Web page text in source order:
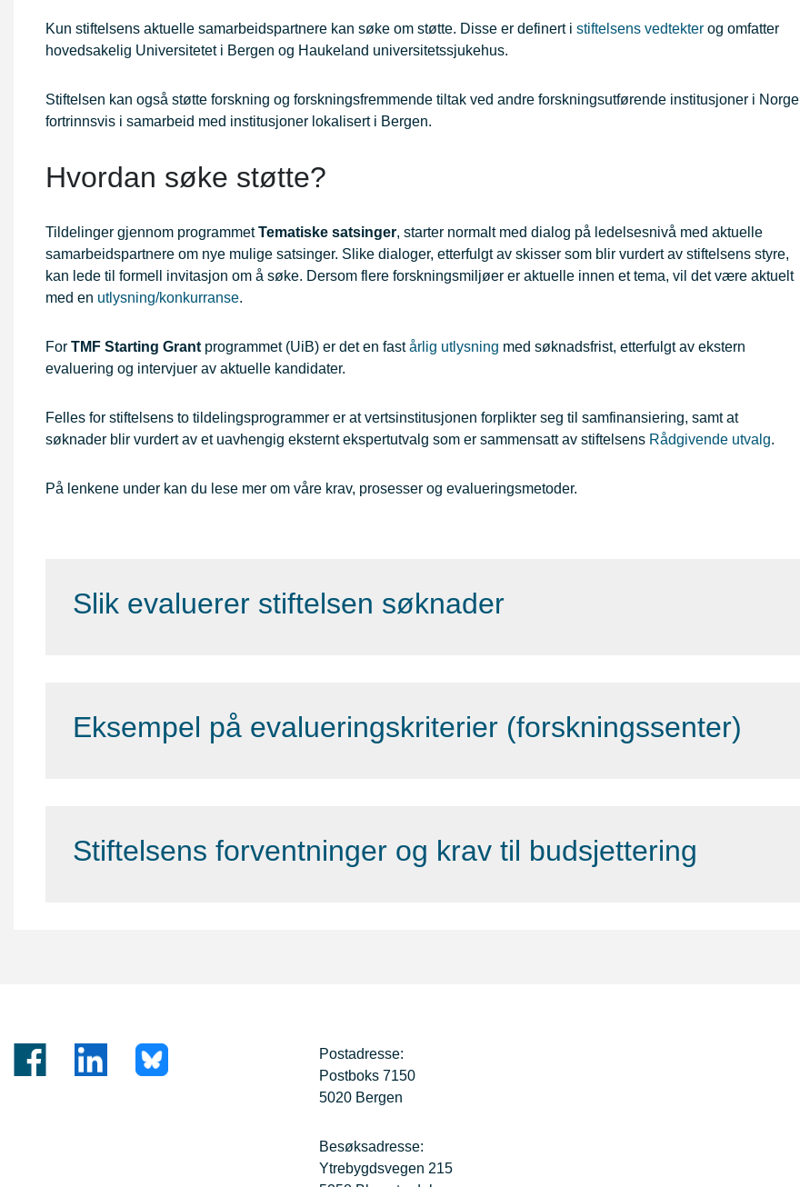
Kun stiftelsens aktuelle samarbeidspartnere kan søke om støtte. Disse er definert i stiftelsens vedtekter og omfatter
hovedsakelig Universitetet i Bergen og Haukeland universitetssjukehus.
Stiftelsen kan også støtte forskning og forskningsfremmende tiltak ved andre forskningsutførende institusjoner i Norge
fortrinnsvis i samarbeid med institusjoner lokalisert i Bergen.
Hvordan søke støtte?
Tildelinger gjennom programmetTematiske satsinger, starter normalt med dialog på ledelsesnivå med aktuelle
samarbeidspartnere om nye mulige satsinger. Slike dialoger, etterfulgt av skisser som blir vurdert av stiftelsens styre,
kan lede til formell invitasjon om å søke. Dersom flere forskningsmiljøer er aktuelle innen et tema, vil det være aktuelt
med en utlysning/konkurranse.
For TMF Starting Grant programmet (UiB) er det en fastårlig utlysning med søknadsfrist, etterfulgt av ekstern
evaluering og intervjuer av aktuelle kandidater.
Felles for stiftelsens to tildelingsprogrammer er at vertsinstitusjonen forplikter seg til samfinansiering, samt at
søknader blir vurdert av et uavhengig eksternt ekspertutvalg som er sammensatt av stiftelsens Rådgivende utvalg.
På lenkene under kan du lese mer om våre krav, prosesser og evalueringsmetoder.
Slik evaluerer stiftelsen søknader
Eksempel på evalueringskriterier (forskningssenter)
Stiftelsens forventninger og krav til budsjettering
Postadresse:
Postboks 7150
5020 Bergen
Besøksadresse:
Ytrebygdsvegen 215